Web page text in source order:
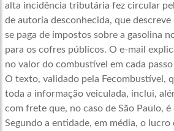
alta incidência tributária fez circular
de autoria desconhecida, que
se paga de impostos sobre a gasolina
para os cofres públicos. O e-mail
no valor do combustível em cada
O texto, validado pela Fecombustível,
toda a informação veiculada, inclui,
com frete que, no caso de São Paulo,
Segundo a entidade, em média, o lucro